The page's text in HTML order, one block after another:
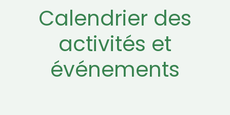
Calendrier des
activités et
événements